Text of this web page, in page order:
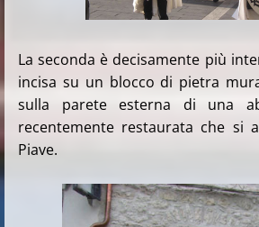
La seconda è decisamente più
incisa su un blocco di pietra
sulla parete esterna di una
recentemente restaurata che si
Piave.